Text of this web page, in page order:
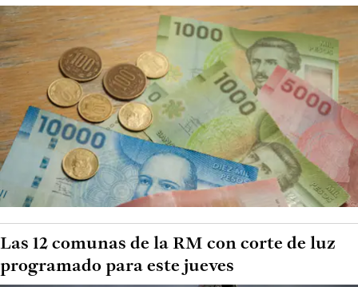
Las 12 comunas de la RM con corte de luz
programado para este jueves